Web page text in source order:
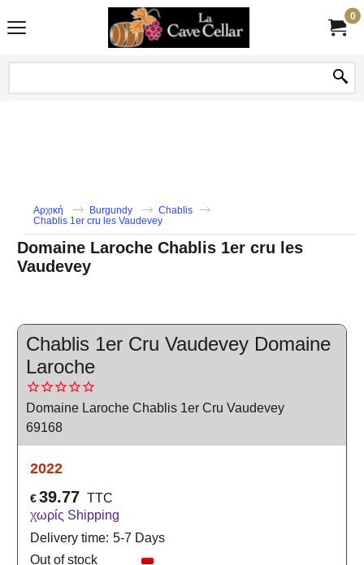
0
Αρχική Burgundy
Chablis
Chablis 1er cru les Vaudevey
Domaine Laroche Chablis 1er cru les
Vaudevey
Chablis 1er Cru Vaudevey Domaine
Laroche
Domaine Laroche Chablis 1er Cru Vaudevey
69168
2022
€39.77 TTC
χωρίς Shipping
Delivery time: 5-7 Days
Out of stock